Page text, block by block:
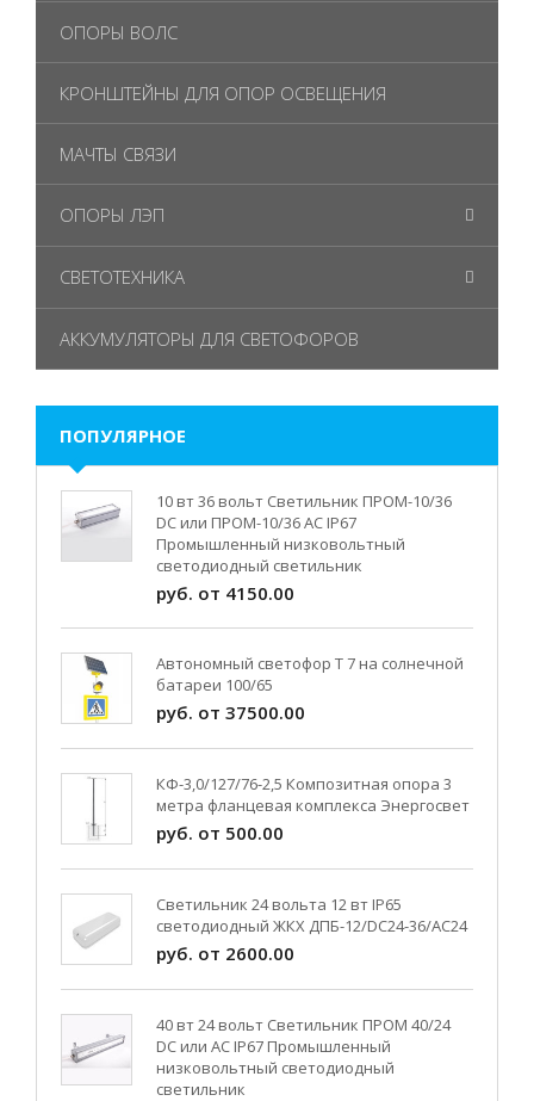
ОПОРЫ ВОЛС
КРОНШТЕЙНЫ ДЛЯ ОПОР ОСВЕЩЕНИЯ
МАЧТЫ СВЯЗИ
ОПОРЫ ЛЭП
СВЕТОТЕХНИКА
АККУМУЛЯТОРЫ ДЛЯ СВЕТОФОРОВ
ПОПУЛЯРНОЕ
10 вт 36 вольт Светильник ПРОМ-10/36
DC или ПРОМ-10/36 AC IP67
Промышленный низковольтный
светодиодный светильник
руб. от 4150.00
Автономный светофор Т 7 на солнечной
батареи 100/65
руб. от 37500.00
КФ-3,0/127/76-2,5 Композитная опора 3
метра фланцевая комплекса Энергосвет
руб. от 500.00
Светильник 24 вольта 12 вт IP65
светодиодный ЖКХ ДПБ-12/DC24-36/АС24
руб. от 2600.00
40 вт 24 вольт Светильник ПРОМ 40/24
DC или AC IP67 Промышленный
низковольтный светодиодный
светильник